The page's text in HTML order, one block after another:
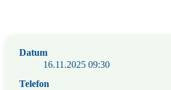
Datum
16.11.2025 09:30
Telefon